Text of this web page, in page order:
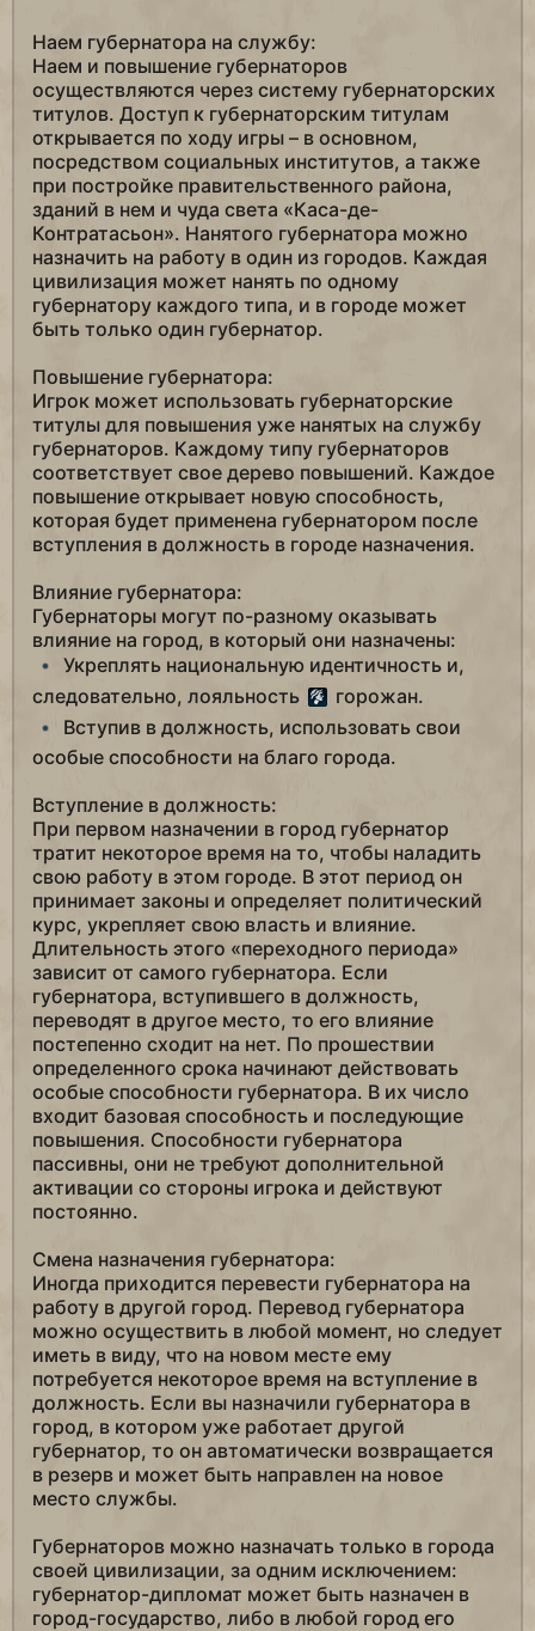
Наем губернатора на службу:
Наем и повышение губернаторов
осуществляются через систему губернаторских
титулов. Доступ к губернаторским титулам
открывается по ходу игры – в основном,
посредством социальных институтов, а также
при постройке правительственного района,
зданий в нем и чуда света «Каса-де-
Контратасьон». Нанятого губернатора можно
назначить на работу в один из городов. Каждая
цивилизация может нанять по одному
губернатору каждого типа, и в городе может
быть только один губернатор.
Повышение губернатора:
Игрок может использовать губернаторские
титулы для повышения уже нанятых на службу
губернаторов. Каждому типу губернаторов
соответствует свое дерево повышений. Каждое
повышение открывает новую способность,
которая будет применена губернатором после
вступления в должность в городе назначения.
Влияние губернатора:
Губернаторы могут по-разному оказывать
влияние на город, в который они назначены:
Укреплять национальную идентичность и,
следовательно, лояльность
горожан.
Вступив в должность, использовать свои
особые способности на благо города.
Вступление в должность:
При первом назначении в город губернатор
тратит некоторое время на то, чтобы наладить
свою работу в этом городе. В этот период он
принимает законы и определяет политический
курс, укрепляет свою власть и влияние.
Длительность этого «переходного периода»
зависит от самого губернатора. Если
губернатора, вступившего в должность,
переводят в другое место, то его влияние
постепенно сходит на нет. По прошествии
определенного срока начинают действовать
особые способности губернатора. В их число
входит базовая способность и последующие
повышения. Способности губернатора
пассивны, они не требуют дополнительной
активации со стороны игрока и действуют
постоянно.
Смена назначения губернатора:
Иногда приходится перевести губернатора на
работу в другой город. Перевод губернатора
можно осуществить в любой момент, но следует
иметь в виду, что на новом месте ему
потребуется некоторое время на вступление в
должность. Если вы назначили губернатора в
город, в котором уже работает другой
губернатор, то он автоматически возвращается
в резерв и может быть направлен на новое
место службы.
Губернаторов можно назначать только в города
своей цивилизации, за одним исключением:
губернатор-дипломат может быть назначен в
город-государство, либо в любой город его